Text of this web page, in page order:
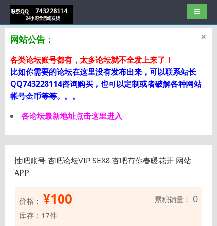
导航切
×
网站公告：
各类论坛账号都有，太多论坛就不全发上来了！
比如你需要的论坛在这里没有发布出来，可以联系站长
QQ743228114咨询购买，也可以定制或者破解各种网站
帐号金币等等。。。
各论坛最新地址点击这里进入
性吧账号 杏吧论坛VIP SEX8 杏吧有你春暖花开 网站
APP
价格： ¥100 累积销量： 0
库存：17件